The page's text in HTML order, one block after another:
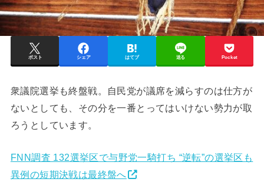
ポスト シェア はてブ 送る Pocket
衆議院選挙も終盤戦。自民党が議席を減らすのは仕方が
ないとしても、その分を一番とってはいけない勢力が取
ろうとしています。
FNN調査 132選挙区で与野党一騎打ち “逆転”の選挙区も
異例の短期決戦は最終盤へ